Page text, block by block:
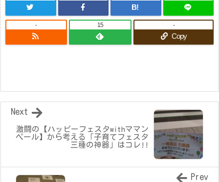
B!
- 15
Copy
-
激闘の【ハッピーフェスタwithママン
ペール】から考える「子育てフェスタ
三種の神器」はコレ!!
Next
Prev